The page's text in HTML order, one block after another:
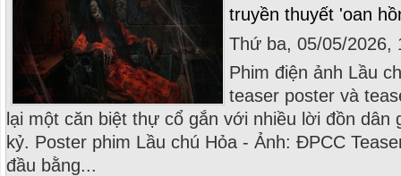
truyền thuyết 'oan
Thứ ba, 05/05/2026,
Phim điện ảnh Lầu
teaser poster và
lại một căn biệt thự cổ gắn với nhiều lời đồn dân
kỷ. Poster phim Lầu chú Hỏa - Ảnh: ĐPCC
đầu bằng...